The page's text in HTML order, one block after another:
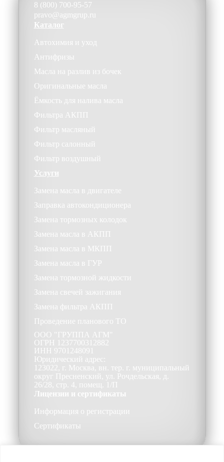
8 (800) 700-95-57
pravo@agmgrup.ru
Каталог
Автохимия и уход
Антифризы
Масла на разлив из бочек
Оригинальные масла
Ёмкость для налива масла
Фильтра АКПП
Фильтр масляный
Фильтр салонный
Фильтр воздушный
Услуги
Замена масла в двигателе
Заправка автокондиционера
Замена тормозных колодок
Замена масла в АКПП
Замена масла в МКПП
Замена масла в ГУР
Замена тормозной жидкости
Замена свечей зажигания
Замена фильтра АКПП
Проведение планового ТО
ООО "ГРУППА АГМ"
ОГРН
1237700312882
9701248091
Юридический адрес:
123022, г. Москва, вн. тер. г. муниципальный
округ Пресненский, ул. Рочдельская, д.
26/28, стр. 4, помещ. 1/П
Лицензии и сертификаты
Информация о регистрации
Сертификаты